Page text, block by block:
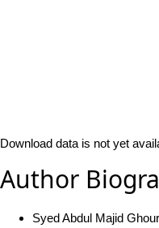
Download data is not yet
Author
Syed Abdul Majid